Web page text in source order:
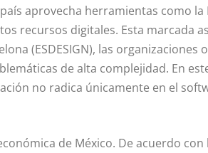
aprovecha herramientas como
recursos digitales. Esta marcada
(ESDESIGN), las
de alta complejidad. En
no radica únicamente en el
de México. De acuerdo